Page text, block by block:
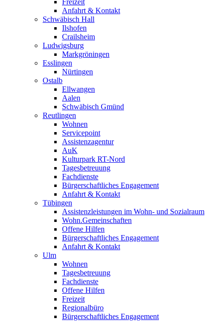
Anfahrt & Kontakt
Schwäbisch Hall
Ilshofen
Crailsheim
Ludwigsburg
Markgröningen
Esslingen
Nürtingen
Ostalb
Ellwangen
Aalen
Schwäbisch Gmünd
Reutlingen
Wohnen
Servicepoint
Assistenzagentur
AuK
Kulturpark RT-Nord
Tagesbetreuung
Fachdienste
Bürgerschaftliches Engagement
Anfahrt & Kontakt
Tübingen
Assistenzleistungen im Wohn- und Sozialraum
Wohn.Gemeinschaften
Offene Hilfen
Bürgerschaftliches Engagement
Anfahrt & Kontakt
Ulm
Wohnen
Tagesbetreuung
Fachdienste
Offene Hilfen
Freizeit
Regionalbüro
Bürgerschaftliches Engagement